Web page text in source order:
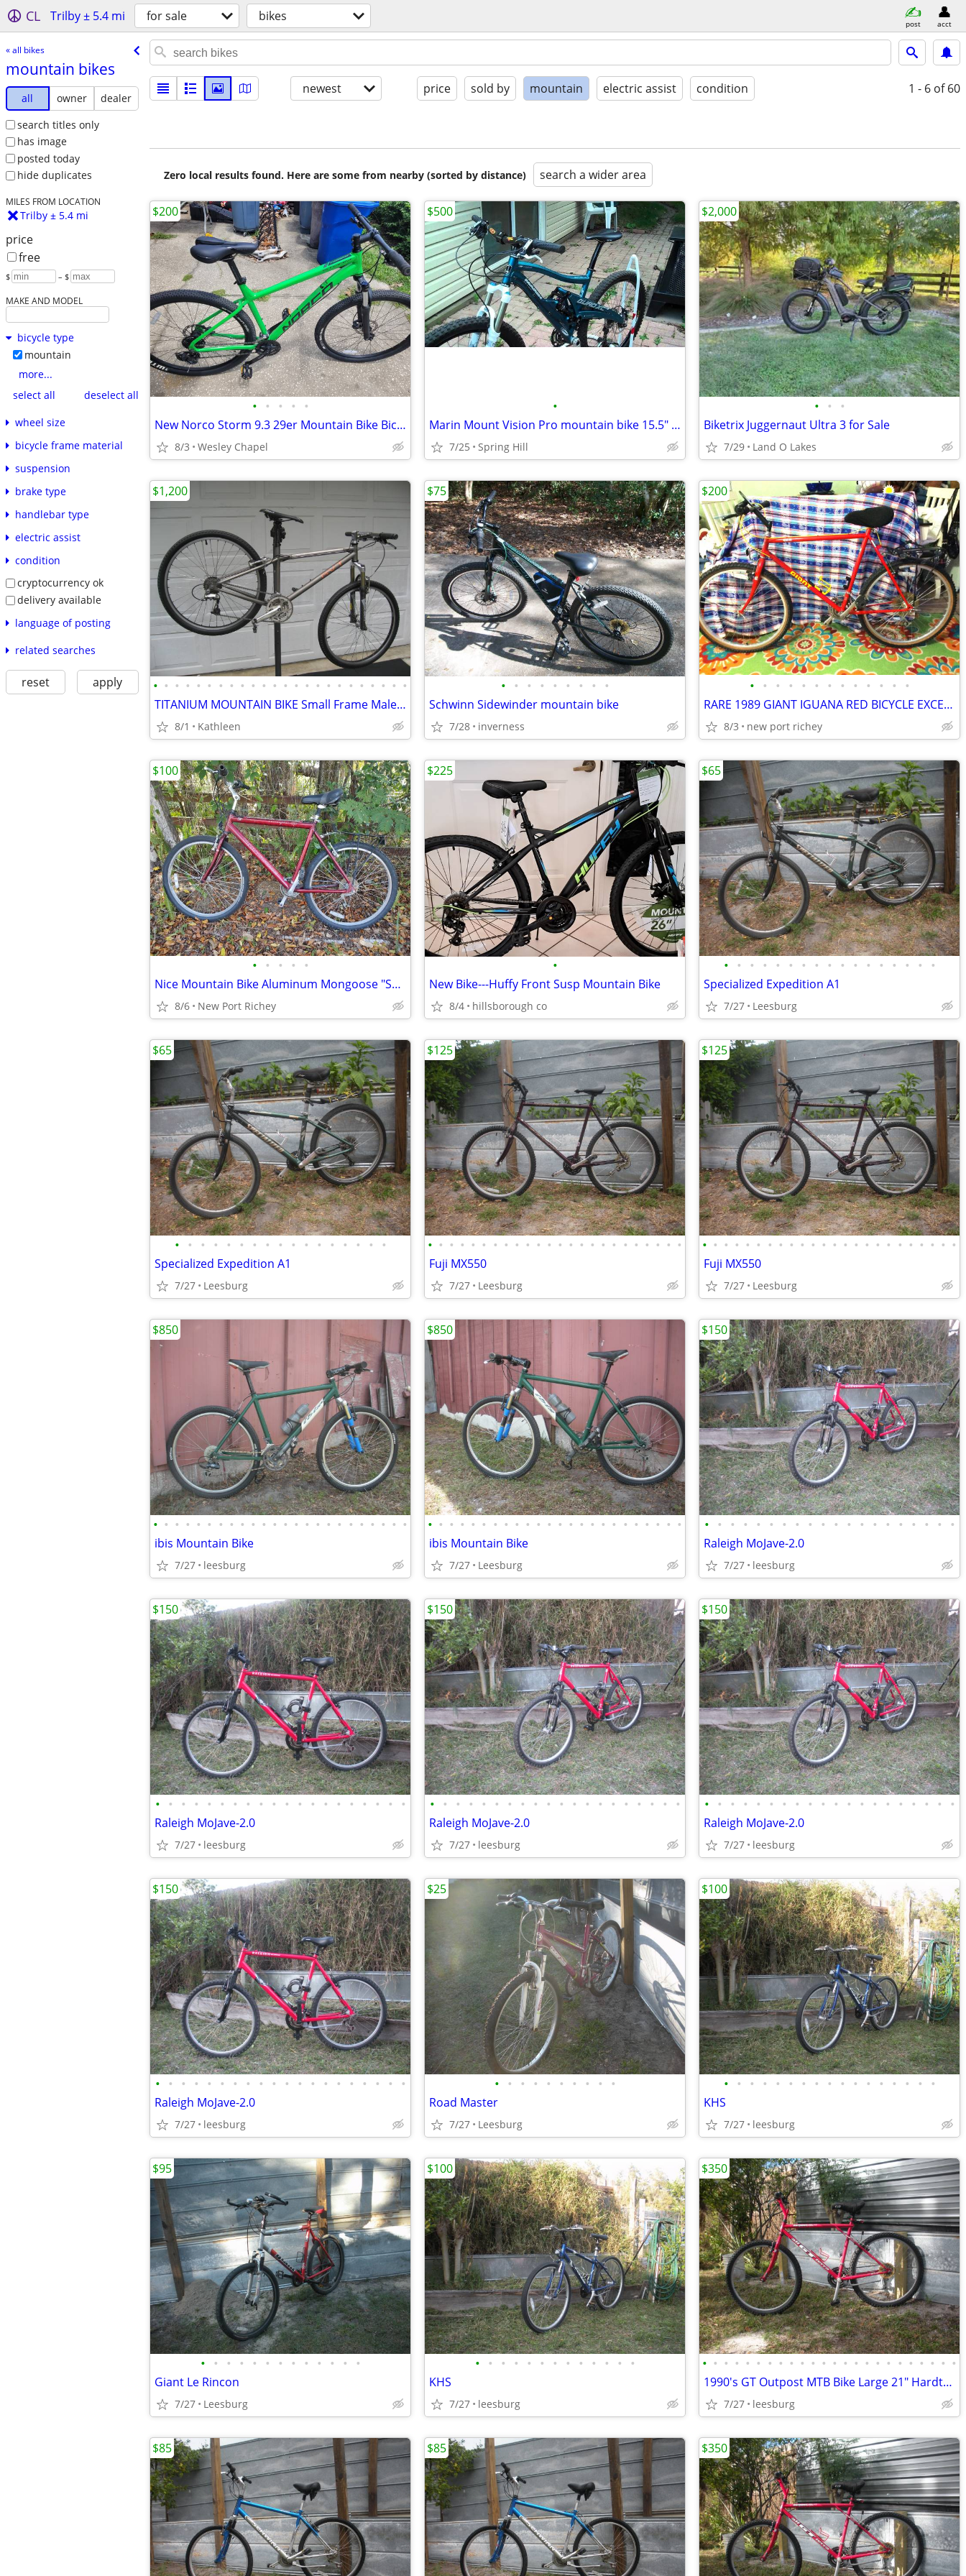
CL Trilby ± 5.4 mi for sale bikes post acct
« all bikes
mountain bikes
all owner
dealer
search titles only
has image
posted today
hide duplicates
MILES FROM LOCATION
Trilby ± 5.4 mi
price
free
$ – $
MAKE AND MODEL
bicycle type
mountain
more...
select all
deselect all
wheel size
bicycle frame material
suspension
brake type
handlebar type
electric assist
condition
cryptocurrency ok
delivery available
language of posting
related searches
reset apply
newest price sold by mountain electric assist condition 1 - 6 of 60
Zero local results found. Here are some from nearby (sorted by distance) search a wider area
• • • • •
New Norco Storm 9.3 29er Mountain Bike Bicycle Hydraulic Disc Brakes b
8/3 Wesley Chapel
$200
•
Marin Mount Vision Pro mountain bike 15.5" frame, 26" wheels.
7/25 Spring Hill
$500
• • •
Biketrix Juggernaut Ultra 3 for Sale
7/29 Land O Lakes
$2,000
• • • • • • • • • • • • • • • • • • • • • • • •
TITANIUM MOUNTAIN BIKE Small Frame Male or Female
8/1 Kathleen
$1,200
• • • • • • • • •
Schwinn Sidewinder mountain bike
7/28 inverness
$75
• • • • • • • • • • • • •
RARE 1989 GIANT IGUANA RED BICYCLE EXCELLENT COND.STORED DECADES $200
8/3 new port richey
$200
• • • • •
Nice Mountain Bike Aluminum Mongoose "Switchback" w/Rack
8/6 New Port Richey
$100
•
New Bike---Huffy Front Susp Mountain Bike
8/4 hillsborough co
$225
• • • • • • • • • • • • • • • • •
Specialized Expedition A1
7/27 Leesburg
$65
• • • • • • • • • • • • • • • • •
Specialized Expedition A1
7/27 Leesburg
$65
• • • • • • • • • • • • • • • • • • • • • • • •
Fuji MX550
7/27 Leesburg
$125
• • • • • • • • • • • • • • • • • • • • • • • •
Fuji MX550
7/27 Leesburg
$125
• • • • • • • • • • • • • • • • • • • • • • • •
ibis Mountain Bike
7/27 leesburg
$850
• • • • • • • • • • • • • • • • • • • • • • • •
ibis Mountain Bike
7/27 Leesburg
$850
• • • • • • • • • • • • • • • • • • • •
Raleigh MoJave-2.0
7/27 leesburg
$150
• • • • • • • • • • • • • • • • • • • •
Raleigh MoJave-2.0
7/27 leesburg
$150
• • • • • • • • • • • • • • • • • • • •
Raleigh MoJave-2.0
7/27 leesburg
$150
• • • • • • • • • • • • • • • • • • • •
Raleigh MoJave-2.0
7/27 leesburg
$150
• • • • • • • • • • • • • • • • • • • •
Raleigh MoJave-2.0
7/27 leesburg
$150
• • • • • • • • • •
Road Master
7/27 Leesburg
$25
• • • • • • • • • • • • • • • • •
KHS
7/27 leesburg
$100
• • • • • • • • • • • • •
Giant Le Rincon
7/27 Leesburg
$95
• • • • • • • • • • • • •
KHS
7/27 leesburg
$100
• • • • • • • • • • • • • • • • • • • • • • • •
1990's GT Outpost MTB Bike Large 21" Hardtail Chromoly Rigid USA
7/27 leesburg
$350
$85 $85 $350